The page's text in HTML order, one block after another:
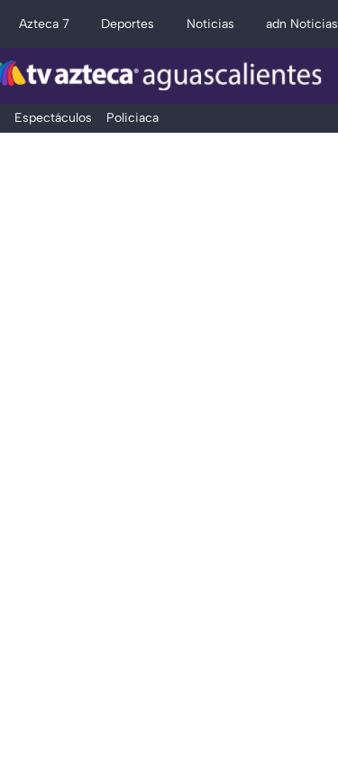
Azteca 7 Deportes Noticias adn Noticias
Espectáculos Policiaca